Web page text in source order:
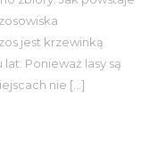
jest krzewinką
Ponieważ lasy są
nie […]